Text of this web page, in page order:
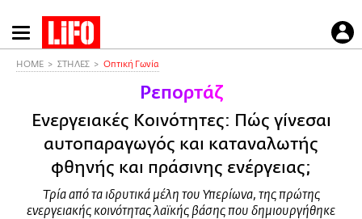
Παράκαμψη
προς
HOME ΣΤΗΛΕΣ Οπτική Γωνία
Ρεπορτάζ
Ενεργειακές Κοινότητες: Πώς γίνεσαι
αυτοπαραγωγός και καταναλωτής
φθηνής και πράσινης ενέργειας;
Τρία από τα ιδρυτικά μέλη του Υπερίωνα, της πρώτης
ενεργειακής κοινότητας λαϊκής βάσης που δημιουργήθηκε